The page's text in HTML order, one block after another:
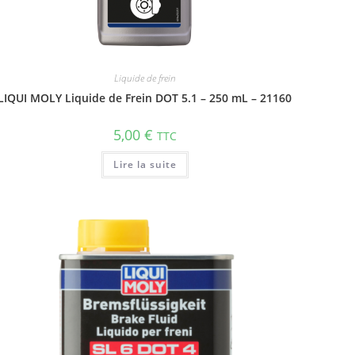
Liquide de frein
MOLY Liquide de Frein DOT 5.1 – 250 mL – 21160
5,00 € TTC
Lire la suite